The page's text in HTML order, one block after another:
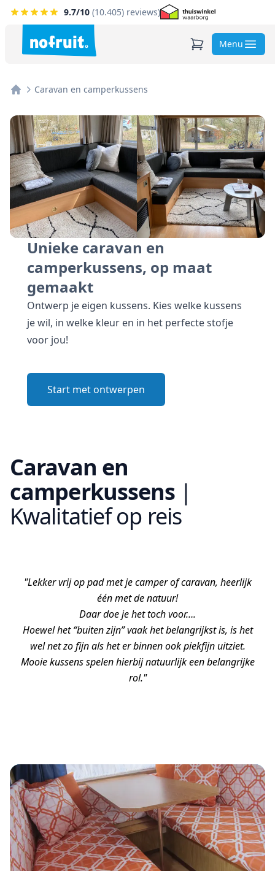
9.7/10 (10.405) reviews)
Menu
Caravan en camperkussens
Unieke caravan en
camperkussens, op maat
gemaakt
Ontwerp je eigen kussens. Kies welke kussens
je wil, in welke kleur en in het perfecte stofje
voor jou!
Start met ontwerpen
Caravan en
camperkussens |
Kwalitatief op reis
"Lekker vrij op pad met je camper of caravan, heerlijk
één met de natuur!
Daar doe je het toch voor….
Hoewel het “buiten zijn” vaak het belangrijkst is, is het
wel net zo fijn als het er binnen ook piekfijn uitziet.
Mooie kussens spelen hierbij natuurlijk een belangrijke
rol."